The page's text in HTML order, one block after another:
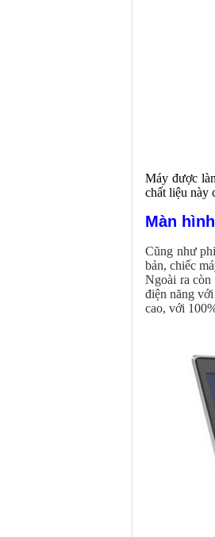
Máy được
chất liệu này
Màn hình
Cũng như
bản, chiếc
Ngoài ra còn
điện năng
cao, với